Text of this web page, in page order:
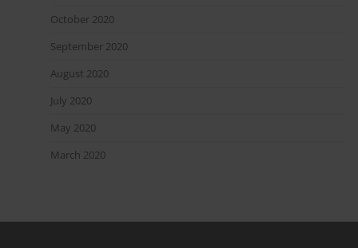
October 2020
September 2020
August 2020
July 2020
May 2020
March 2020